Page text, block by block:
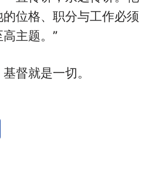
位格、职分与工作必须
主题。”
督就是一切。